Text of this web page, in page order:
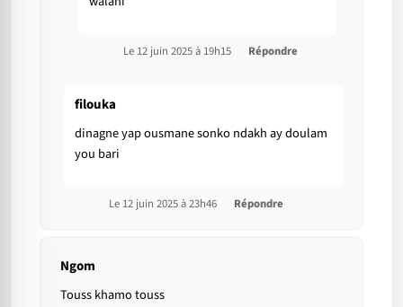
Le 12 juin 2025 à 19h15 Répondre
filouka
dinagne yap ousmane sonko ndakh ay doulam
you bari
Le 12 juin 2025 à 23h46 Répondre
Ngom
Touss khamo touss